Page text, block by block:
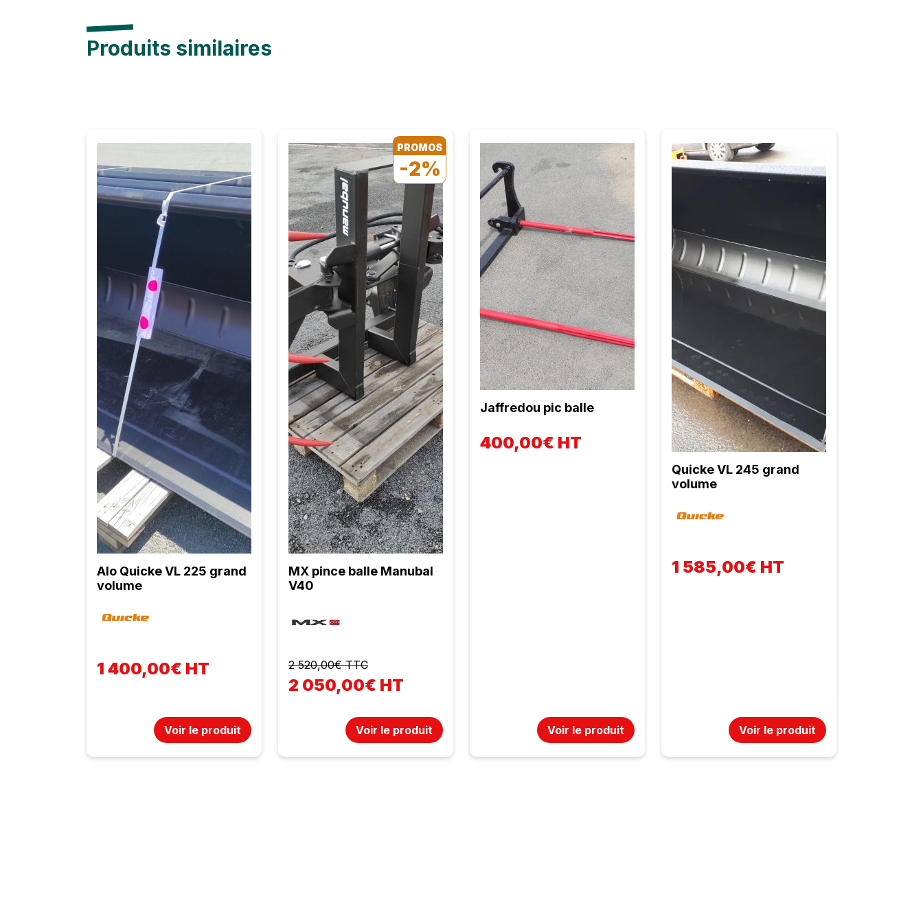
Produits similaires
Alo Quicke VL 225 grand
volume
1 400,00€ HT
Voir le produit
PROMOS
-2%
MX pince balle Manubal
V40
2 520,00€ TTC
2 050,00€ HT
Voir le produit
Jaffredou pic balle
400,00€ HT
Voir le produit
Quicke VL 245 grand
volume
1 585,00€ HT
Voir le produit